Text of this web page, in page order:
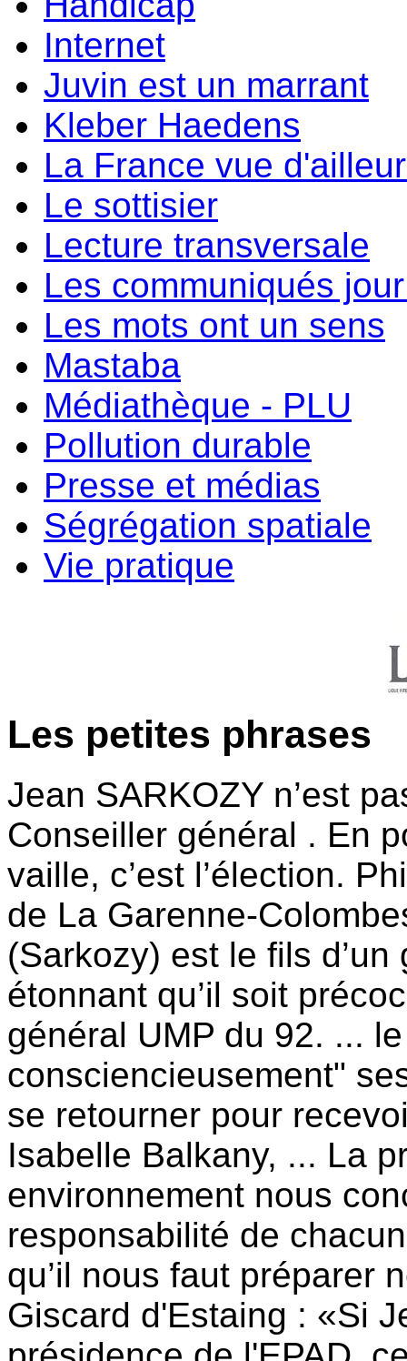
Internet
Juvin est un marrant
Kleber Haedens
La France vue
Le sottisier
Lecture transversale
Les communiqués
Les mots ont un sens
Mastaba
Médiathèque - PLU
Pollution durable
Presse et médias
Ségrégation spatiale
Vie pratique
Les petites phrases
Jean SARKOZY n’est
Conseiller général . En
vaille, c’est l’élection.
de La Garenne-
(Sarkozy) est le fils
étonnant qu’il soit
général UMP du 92. ...
consciencieusement"
se retourner pour
Isabelle Balkany, ... La
environnement nous
responsabilité de
qu’il nous faut préparer
Giscard d'Estaing : «Si